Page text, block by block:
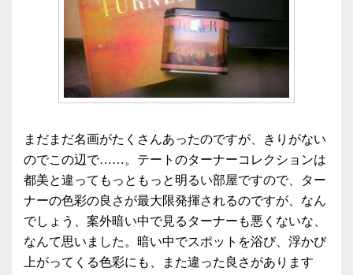
まだまだ名画がたくさんあったのですが、きりがない
のでこの辺で……。テートのターナーコレクションは
都美と違ってもっともっと明るい部屋ですので、ター
ナーの色彩の良さが最大限発揮されるのですが、なん
でしょう、案外暗い中で見るターナーも悪くないな、
なんて思いました。暗い中でスポットを浴び、浮かび
上がってくる色彩にも、また違った良さがあります